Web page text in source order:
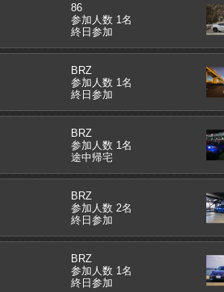
86
参加人数 1名
終日参加
BRZ
参加人数 1名
終日参加
BRZ
参加人数 1名
途中帰宅
BRZ
参加人数 2名
終日参加
BRZ
参加人数 1名
終日参加